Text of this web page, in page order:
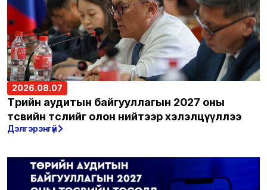
2026.08.07
Төрийн аудитын байгууллагын 2027 оны
төсвийн төслийг олон нийтээр хэлэлцүүллээ
Дэлгэрэнгүй